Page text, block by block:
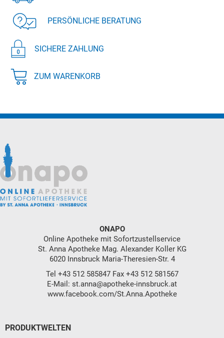
PERSÖNLICHE BERATUNG
SICHERE ZAHLUNG
ZUM WARENKORB
ONAPO
Online Apotheke mit Sofortzustellservice
St. Anna Apotheke Mag. Alexander Koller KG
6020 Innsbruck Maria-Theresien-Str. 4
Tel +43 512 585847Fax +43 512 581567
E-Mail: st.anna@apotheke-innsbruck.at
www.facebook.com/St.Anna.Apotheke
PRODUKTWELTEN